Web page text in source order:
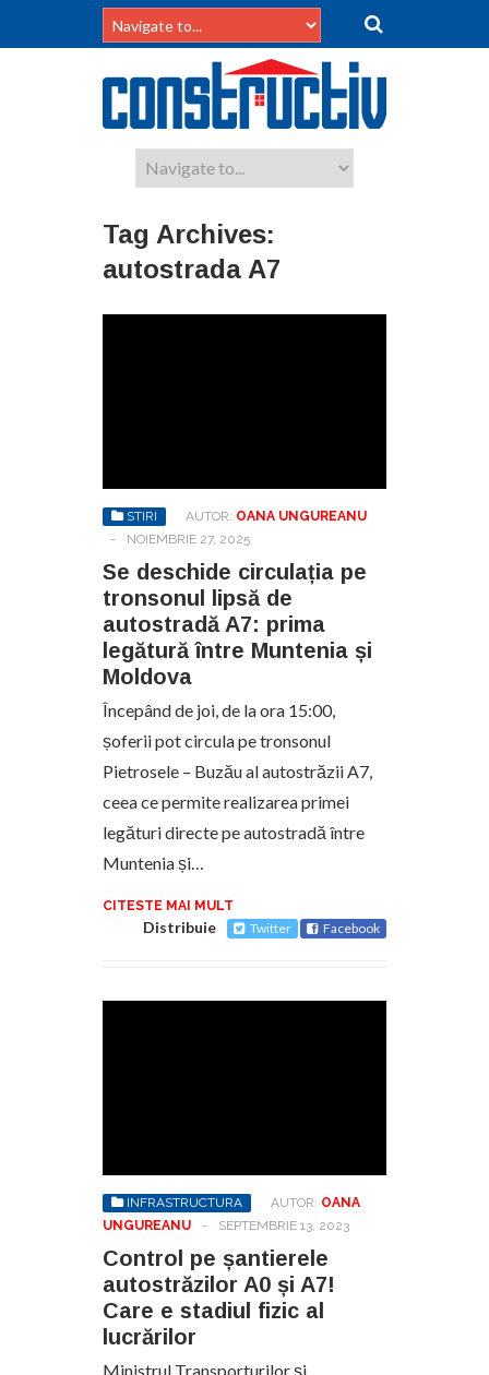
Tag Archives:
autostrada A7
STIRI AUTOR: OANA UNGUREANU
-
NOIEMBRIE 27, 2025
Se deschide circulația pe
tronsonul lipsă de
autostradă A7: prima
legătură între Muntenia și
Moldova
Începând de joi, de la ora 15:00,
șoferii pot circula pe tronsonul
Pietrosele – Buzău al autostrăzii A7,
ceea ce permite realizarea primei
legături directe pe autostradă între
Muntenia și…
CITESTE MAI MULT
Distribuie Twitter Facebook
INFRASTRUCTURA AUTOR: OANA
UNGUREANU
- SEPTEMBRIE 13, 2023
Control pe șantierele
autostrăzilor A0 și A7!
Care e stadiul fizic al
lucrărilor
Ministrul Transporturilor și